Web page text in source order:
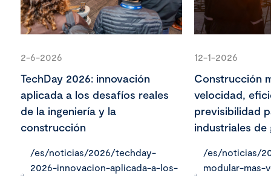
2-6-2026
TechDay 2026: innovación
aplicada a los desafíos reales
de la ingeniería y la
construcción
/es/noticias/2026/techday-
2026-innovacion-aplicada-a-los-
12-1-2026
Construcción
velocidad,
previsibilidad
industriales de
/es/noticias/
modular-mas-